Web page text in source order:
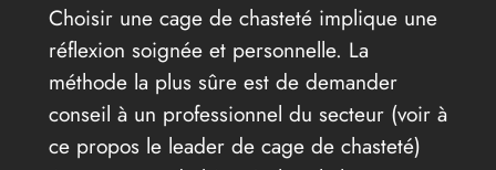
Choisir une cage de chasteté implique une
réflexion soignée et personnelle. La
méthode la plus sûre est de demander
conseil à un professionnel du secteur (voir à
ce propos le leader de cage de chasteté)